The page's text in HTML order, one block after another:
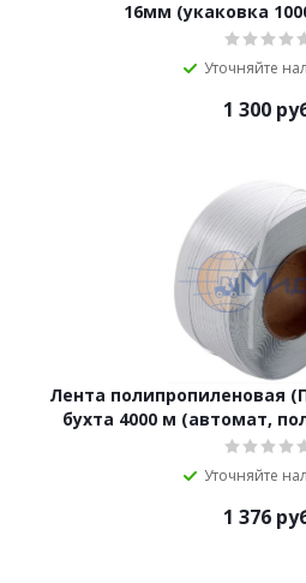
16мм (укаковка
Уточняйте
1 300
Лента полипропиленовая
бухта 4000 м (автомат,
Уточняйте
1 376